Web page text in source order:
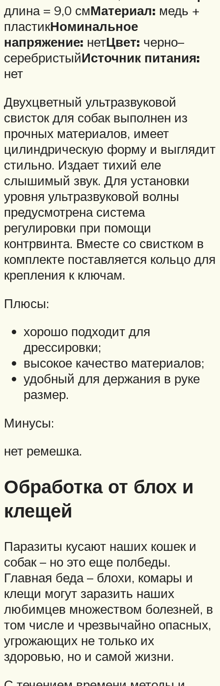
длина = 9,0 смМатериал: медь +
пластикНоминальное
напряжение: нетЦвет: черно–
серебристыйИсточник питания:
нет
Двухцветный ультразвуковой
свисток для собак выполнен из
прочных материалов, имеет
цилиндрическую форму и выглядит
стильно. Издает тихий еле
слышимый звук. Для установки
уровня ультразвуковой волны
предусмотрена система
регулировки при помощи
контрвинта. Вместе со свистком в
комплекте поставляется кольцо для
крепления к ключам.
Плюсы:
хорошо подходит для
дрессировки;
высокое качество материалов;
удобный для держания в руке
размер.
Минусы:
нет ремешка.
Обработка от блох и
клещей
Паразиты кусают наших кошек и
собак – но это еще полбеды.
Главная беда – блохи, комары и
клещи могут заразить наших
любимцев множеством болезней, в
том числе и чрезвычайно опасных,
угрожающих не только их
здоровью, но и самой жизни.